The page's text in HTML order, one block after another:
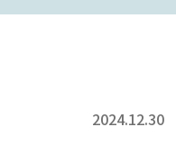
2024.12.30